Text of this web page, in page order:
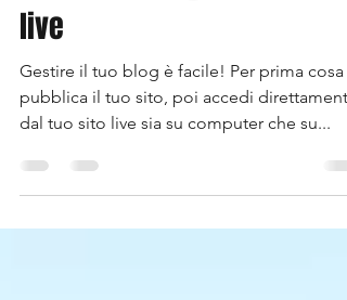
Gestisci il blog dal tuo sito
live
Gestire il tuo blog è facile! Per prima cosa
pubblica il tuo sito, poi accedi direttamente
dal tuo sito live sia su computer che su...